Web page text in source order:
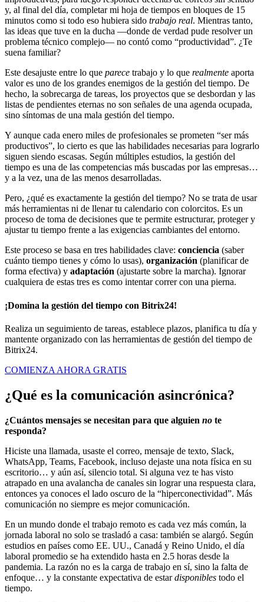
y, al final del día, completar mi hoja de tiempos en bloques de 15
minutos como si todo eso hubiera sido trabajo real. Mientras tanto,
las ideas que tuve en la ducha —donde de verdad pude resolver un
problema técnico complejo— no contó como “productividad”. ¿Te
suena familiar?
Este desajuste entre lo que parece trabajo y lo que realmente aporta
valor es uno de los grandes enemigos de la gestión del tiempo. De
hecho, la sobrecarga de tareas, los proyectos que se desbordan y las
listas de pendientes eternas no son señales de una agenda ocupada,
sino síntomas de una mala gestión del tiempo.
Y aunque cada enero miles de profesionales se prometen “ser más
productivos”, lo cierto es que las habilidades necesarias para lograrlo
siguen siendo escasas. Según múltiples estudios, la gestión del
tiempo es una de las competencias más buscadas por las empresas…
y a la vez, una de las menos desarrolladas.
Pero, ¿qué es exactamente la gestión del tiempo? No se trata de usar
más herramientas ni de llenar tu calendario con colorcitos. Es un
proceso de toma de decisiones que te permite estructurar, proteger y
ajustar tu tiempo frente a las exigencias cambiantes del entorno.
Este proceso se basa en tres habilidades clave: conciencia (saber
cuánto tiempo tienes y cómo lo usas), organización (planificar de
forma efectiva) y adaptación (ajustarte sobre la marcha). Ignorar
cualquiera de estas tres es como intentar correr con una pierna.
¡Domina la gestión del tiempo con Bitrix24!
Realiza un seguimiento de tareas, establece plazos, planifica tu día y
mantente organizado con las herramientas de gestión del tiempo de
Bitrix24.
COMIENZA AHORA GRATIS
¿Qué es la comunicación asincrónica?
¿Cuántos mensajes se necesitan para que alguien no te
responda?
Hiciste una llamada, usaste el correo, mensaje de texto, Slack,
WhatsApp, Teams, Facebook, incluso dejaste una nota física en su
escritorio… y aún así, silencio total. Si alguna vez te has visto
atrapado en una avalancha de canales sin lograr una respuesta clara,
entonces ya conoces el lado oscuro de la “hiperconectividad”. Más
comunicación no siempre es mejor comunicación.
En un mundo donde el trabajo remoto es cada vez más común, la
jornada laboral no solo se trasladó a casa: también se alargó. Según
estudios en países como EE. UU., Canadá y Reino Unido, el día
laboral promedio se ha extendido hasta en 2.5 horas desde la
pandemia. La razón no es la carga de trabajo en sí, sino la falta de
enfoque… y la constante expectativa de estardisponibles todo el
tiempo.